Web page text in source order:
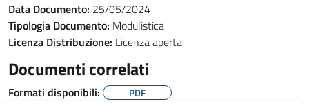
Data Documento: 25/05/2024
Tipologia Documento: Modulistica
Licenza Distribuzione: Licenza aperta
Documenti correlati
Formati disponibili: PDF